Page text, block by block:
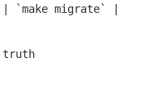
| `make migrate` |
truth